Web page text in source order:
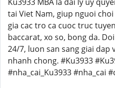
tai Viet Nam, giup nguoi
gia cac tro ca cuoc truc
baccarat, xo so, bong da.
24/7, luon san sang giai dap
nhanh chong. #Ku3933
#nha_cai_Ku3933 #nha_cai